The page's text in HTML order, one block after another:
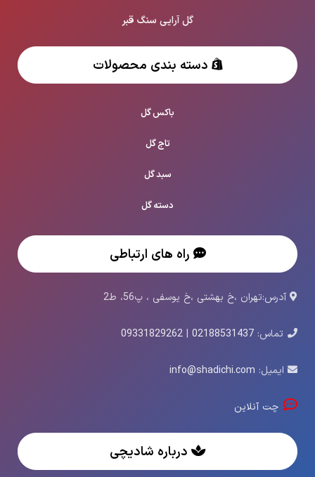
گل آرایی سنگ قبر
دسته بندی محصولات
باکس گل
تاج گل
سبد گل
دسته گل
راه های ارتباطی
آدرس:تهران ،خ بهشتی ،خ یوسفی ، پ56، ط2
تماس: 02188531437
|
09331829262
ایمیل: info@shadichi.com
چت آنلاین
درباره شادیچی